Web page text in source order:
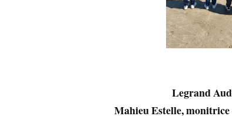
Legrand
Mahieu Estelle,